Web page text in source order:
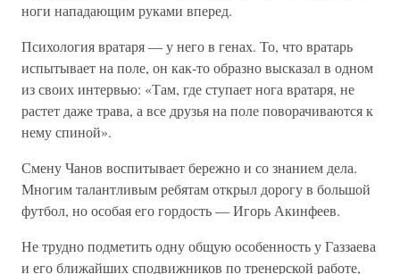
ноги нападающим руками вперед.
Психология вратаря — у него в генах. То, что вратарь
испытывает на поле, он как-то образно высказал в одном
из своих интервью: «Там, где ступает нога вратаря, не
растет даже трава, а все друзья на поле поворачиваются к
нему спиной».
Смену Чанов воспитывает бережно и со знанием дела.
Многим талантливым ребятам открыл дорогу в большой
футбол, но особая его гордость — Игорь Акинфеев.
Не трудно подметить одну общую особенность у Газзаева
и его ближайших сподвижников по тренерской работе,